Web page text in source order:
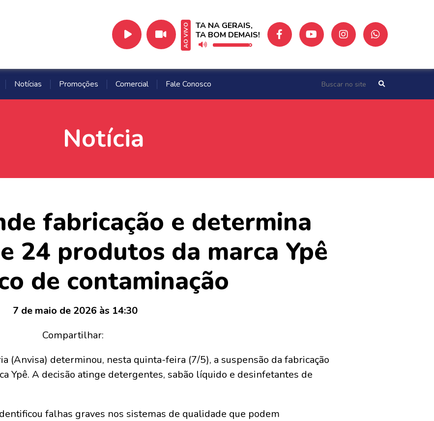
AO VIVO
TA NA GERAIS,
TA BOM DEMAIS!
Notícias Promoções Comercial Fale Conosco
Notícia
fabricação e determina
24 produtos da marca Ypê
de contaminação
7 de maio de 2026 às 14:30
Compartilhar:
(Anvisa) determinou, nesta quinta-feira (7/5), a suspensão da fabricação
Ypê. A decisão atinge detergentes, sabão líquido e desinfetantes de
falhas graves nos sistemas de qualidade que podem